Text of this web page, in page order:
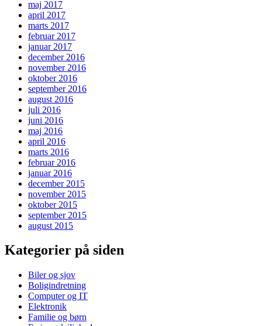
maj 2017
april 2017
marts 2017
februar 2017
januar 2017
december 2016
november 2016
oktober 2016
september 2016
august 2016
juli 2016
juni 2016
maj 2016
april 2016
marts 2016
februar 2016
januar 2016
december 2015
november 2015
oktober 2015
september 2015
august 2015
Kategorier på siden
Biler og sjov
Boligindretning
Computer og IT
Elektronik
Familie og børn